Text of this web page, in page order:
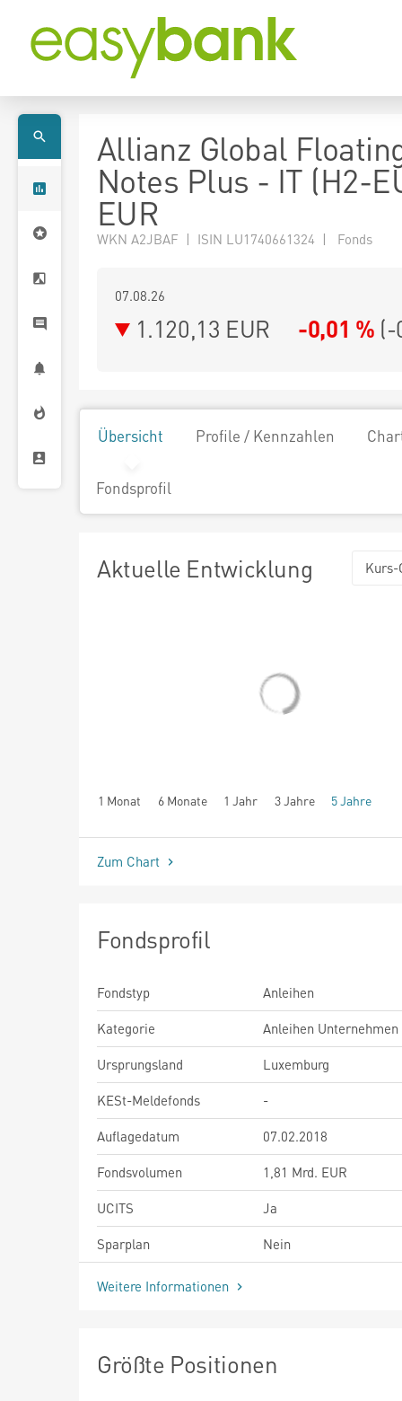
Allianz Global
Notes Plus - IT (H2-
EUR
WKN A2JBAF | ISIN LU1740661324 | Fonds
07.08.26
1.120,13 EUR -0,01 % (-
Übersicht Profile / Kennzahlen
Fondsprofil
Aktuelle Entwicklung Kurs-
1 Monat 6 Monate 1 Jahr 3 Jahre 5 Jahre
seit Beginn
Zum Chart
Fondsprofil
Fondstyp
Anleihen
Kategorie
Anleihen Unternehmen
Ursprungsland
Luxemburg
KESt-Meldefonds
-
Auflagedatum
07.02.2018
Fondsvolumen
1,81 Mrd. EUR
UCITS
Ja
Sparplan
Nein
Weitere Informationen
Größte Positionen